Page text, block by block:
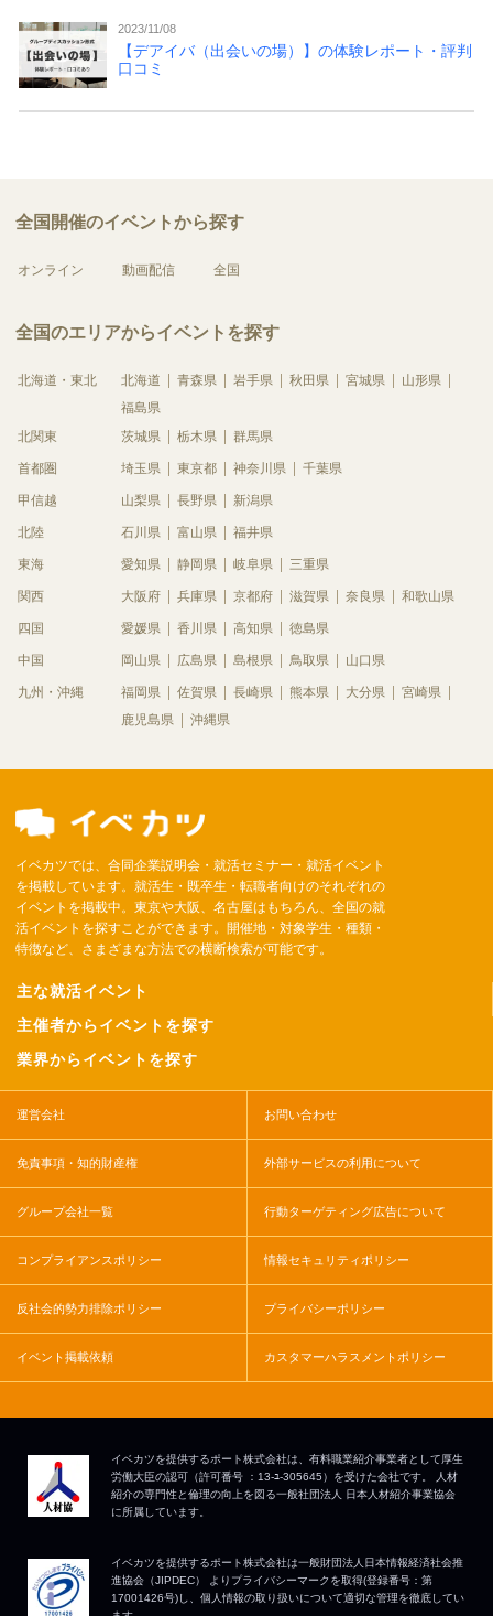
2023/11/08
【デアイバ（出会いの場）】の体験レポート・評判
口コミ
全国開催のイベントから探す
オンライン 動画配信 全国
全国のエリアからイベントを探す
北海道・東北 北海道 青森県 岩手県 秋田県 宮城県
山形県
福島県
北関東
茨城県 栃木県 群馬県
首都圏 埼玉県 東京都 神奈川県 千葉県
甲信越 山梨県 長野県 新潟県
北陸 石川県 富山県 福井県
東海 愛知県 静岡県 岐阜県 三重県
関西 大阪府 兵庫県 京都府 滋賀県 奈良県 和歌山県
四国 愛媛県 香川県 高知県 徳島県
中国 岡山県 広島県 島根県 鳥取県 山口県
九州・沖縄 福岡県 佐賀県 長崎県 熊本県 大分県
宮崎県
鹿児島県
沖縄県
イベカツでは、合同企業説明会・就活セミナー・就活イベント
を掲載しています。就活生・既卒生・転職者向けのそれぞれの
イベントを掲載中。東京や大阪、名古屋はもちろん、全国の就
活イベントを探すことができます。開催地・対象学生・種類・
特徴など、さまざまな方法での横断検索が可能です。
主な就活イベント
主催者からイベントを探す
業界からイベントを探す
運営会社 お問い合わせ
免責事項・知的財産権 外部サービスの利用について
グループ会社一覧 行動ターゲティング広告について
コンプライアンスポリシー 情報セキュリティポリシー
反社会的勢力排除ポリシー プライバシーポリシー
イベント掲載依頼 カスタマーハラスメントポリシー